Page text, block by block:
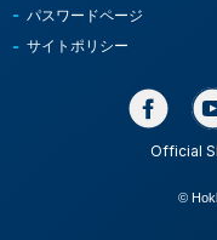
パスワードページ
サイトポリシー
Official
©